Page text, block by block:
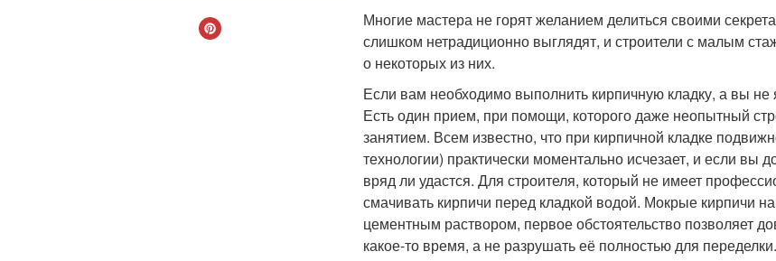
Многие мастера не горят желанием делиться своими
слишком нетрадиционно выглядят, и строители с малым
о некоторых из них.
Если вам необходимо выполнить кирпичную кладку, а вы
Есть один прием, при помощи, которого даже неопытный
занятием. Всем известно, что при кирпичной кладке
технологии) практически моментально исчезает, и если вы
вряд ли удастся. Для строителя, который не имеет
смачивать кирпичи перед кладкой водой. Мокрые кирпичи
цементным раствором, первое обстоятельство позволяет
какое-то время, а не разрушать её полностью для переделки.